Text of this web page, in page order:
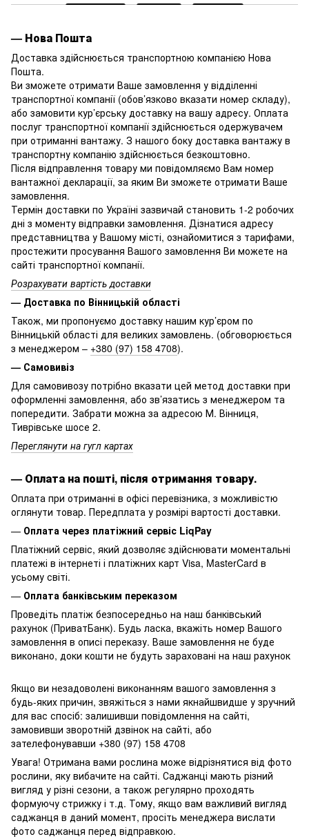
— Нова Пошта
Доставка здійснюється транспортною компанією Нова
Пошта.
Ви зможете отримати Ваше замовлення у відділенні
транспортної компанії (обов’язково вказати номер складу),
або замовити кур’єрську доставку на вашу адресу. Оплата
послуг транспортної компанії здійснюється одержувачем
при отриманні вантажу. З нашого боку доставка вантажу в
транспортну компанію здійснюється безкоштовно.
Після відправлення товару ми повідомляємо Вам номер
вантажної декларації, за яким Ви зможете отримати Ваше
замовлення.
Термін доставки по Україні зазвичай становить 1-2 робочих
дні з моменту відправки замовлення. Дізнатися адресу
представництва у Вашому місті, ознайомитися з тарифами,
простежити просування Вашого замовлення Ви можете на
сайті транспортної компанії.
Розрахувати вартість доставки
— Доставка по Вінницькій області
Також, ми пропонуємо доставку нашим кур’єром по
Вінницькій області для великих замовлень. (обговорюється
з менеджером – +380 (97) 158 4708).
— Самовивіз
Для самовивозу потрібно вказати цей метод доставки при
оформленні замовлення, або зв’язатись з менеджером та
попередити. Забрати можна за адресою М. Вінниця,
Тиврівське шосе 2.
Переглянути на гугл картах
— Оплата на пошті, після отримання товару.
Оплата при отриманні в офісі перевізника, з можливістю
оглянути товар. Передплата у розмірі вартості доставки.
— Оплата через платіжний сервіс LiqPay
Платіжний сервіс, який дозволяє здійснювати моментальні
платежі в інтернеті і платіжних карт Visa, MasterCard в
усьому світі.
— Оплата банківським переказом
Проведіть платіж безпосередньо на наш банківський
рахунок (ПриватБанк). Будь ласка, вкажіть номер Вашого
замовлення в описі переказу. Ваше замовлення не буде
виконано, доки кошти не будуть зараховані на наш рахунок
Якщо ви незадоволені виконанням вашого замовлення з
будь-яких причин, звяжіться з нами якнайшвидше у зручний
для вас спосіб: залишивши повідомлення на сайті,
замовивши зворотній дзвінок на сайті, або
зателефонувавши +380 (97) 158 4708
Увага! Отримана вами рослина може відрізнятися від фото
рослини, яку вибачите на сайті. Саджанці мають різний
вигляд у різні сезони, а також регулярно проходять
формуючу стрижку і т.д. Тому, якщо вам важливий вигляд
саджанця в даний момент, просіть менеджера вислати
фото саджанця перед відправкою.